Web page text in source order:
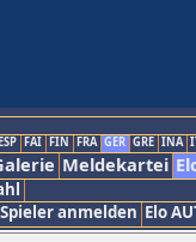
FAI FIN FRA GER GRE INA
Meldekartei
Spieler anmelden Elo